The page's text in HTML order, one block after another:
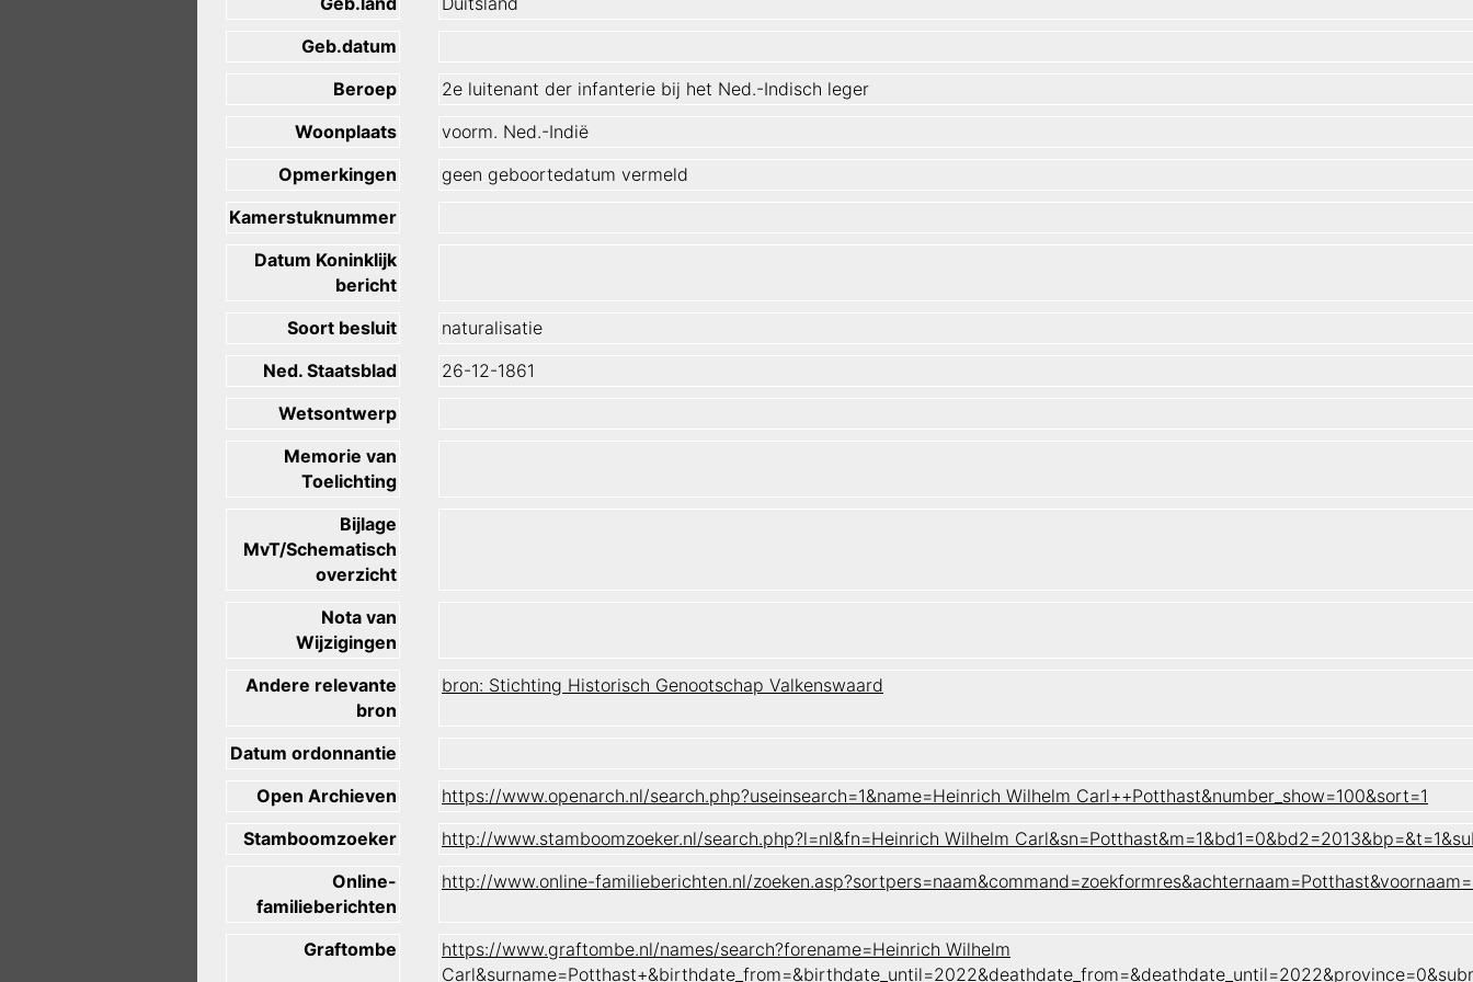
Geb.datum
Beroep
2e luitenant der infanterie bij het Ned.-Indisch leger
Woonplaats
voorm. Ned.-Indië
Opmerkingen
geen geboortedatum vermeld
Kamerstuknummer
Datum Koninklijk
bericht
Soort besluit
naturalisatie
Ned. Staatsblad
26-12-1861
Wetsontwerp
Memorie van
Toelichting
Bijlage
MvT/Schematisch
overzicht
Nota van
Wijzigingen
Andere relevante
bron
bron: Stichting Historisch Genootschap Valkenswaard
Datum ordonnantie
Open Archieven
https://www.openarch.nl/search.php?useinsearch=1&name=Heinrich Wilhelm Carl++Potthast&number_show=100&sort=1
Stamboomzoeker
http://www.stamboomzoeker.nl/search.php?l=nl&fn=Heinrich Wilhelm
Online-
familieberichten
http://www.online-familieberichten.nl/
Graftombe
https://www.graftombe.nl/names/search?forename=Heinrich Wilhelm